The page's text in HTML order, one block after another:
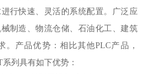
行快速、灵活的系统配置。广泛应
制造、物流仓储、石油化工、建筑
产品优势：相比其他PLC产品，
列具有如下优势：